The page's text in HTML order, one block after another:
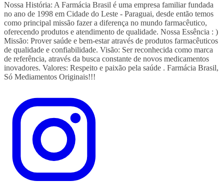
Nossa História: A Farmácia Brasil é uma empresa familiar fundada
no ano de 1998 em Cidade do Leste - Paraguai, desde então temos
como principal missão fazer a diferença no mundo farmacêutico,
oferecendo produtos e atendimento de qualidade. Nossa Essência : )
Missão: Prover saúde e bem-estar através de produtos farmacêuticos
de qualidade e confiabilidade. Visão: Ser reconhecida como marca
de referência, através da busca constante de novos medicamentos
inovadores. Valores: Respeito e paixão pela saúde . Farmácia Brasil,
Só Mediamentos Originais!!!